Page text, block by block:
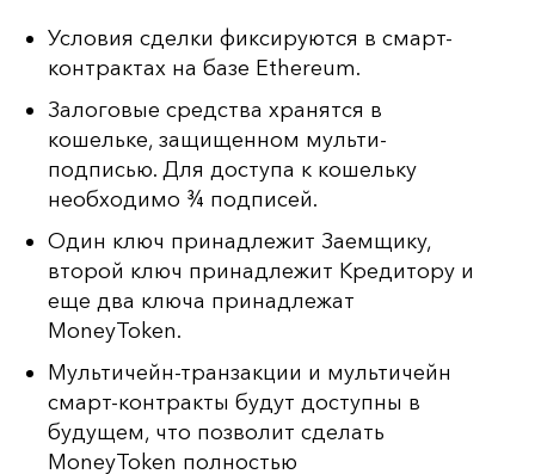
Условия сделки фиксируются в смарт-
контрактах на базе Ethereum.
Залоговые средства хранятся в
кошельке, защищенном мульти-
подписью. Для доступа к кошельку
необходимо ¾ подписей.
Один ключ принадлежит Заемщику,
второй ключ принадлежит Кредитору и
еще два ключа принадлежат
MoneyToken.
Мультичейн-транзакции и мультичейн
смарт-контракты будут доступны в
будущем, что позволит сделать
MoneyToken полностью